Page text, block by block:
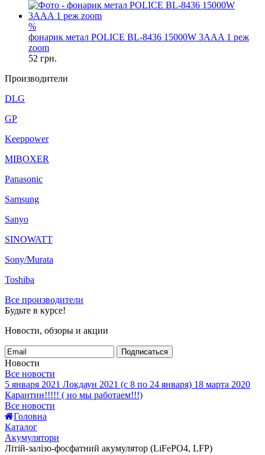
%
фонарик метал POLICE BL-8436 15000W 3AAA 1 реж
zoom
52 грн.
Производители
DLG
GP
Keeppower
MIBOXER
Panasonic
Samsung
Sanyo
SINOWATT
Sony/Murata
Toshiba
Все производители
Будьте в курсе!
Новости, обзоры и акции
Подписаться
Новости
Все новости
5 января 2021 Локдаун 2021 (с 8 по 24 января) 18 марта 2020
Карантин!!!!! ( но мы работаем!!!)
Все новости
Головна
Каталог
Акумулятори
Літій-залізо-фосфатний акумулятор (LiFePO4, LFP)